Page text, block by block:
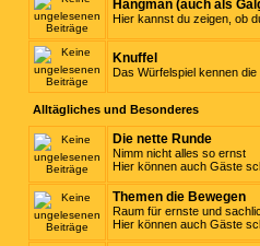
Hangman (auch als
Hier kannst du zeigen, ob
Knuffel
Das Würfelspiel kennen
Alltägliches und Besonderes
Die nette Runde
Nimm nicht alles so ernst
Hier können auch Gäste
Themen die Bewegen
Raum für ernste und
Hier können auch Gäste